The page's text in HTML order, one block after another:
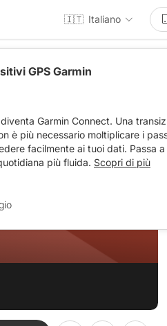
🇮🇹 Italiano
GPS Garmin
Garmin Connect. Una
è più necessario moltiplicare i
facilmente ai tuoi dati. Passa a
più fluida. Scopri di più